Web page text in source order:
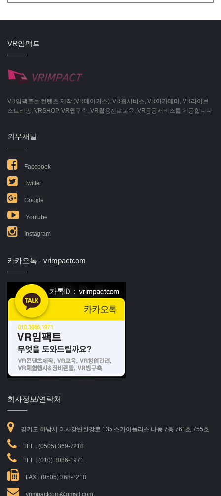
VR임팩트
VR임팩트는 컨텐츠 제작 (VR메이커스), VR웹서비스, VR아카데미, VR라이브
스트리밍, VRSHOP, VR웹구축, VR활용진로교육, VR공공서비스를 제공합니다
외부채널
Facebook
Twitter
Google
Youtube
Instagram
카카오톡 - vrimpactcom
회사정보/연락처
경기도 하남시 미사강변한강로 135 스카이폴리스 나동 7층 761호,755호
TEL : (0505) 369-7218
TEL : (010) 3086-1971
FAX : (0505) 368-7218
vrimpactcom@gmail.com